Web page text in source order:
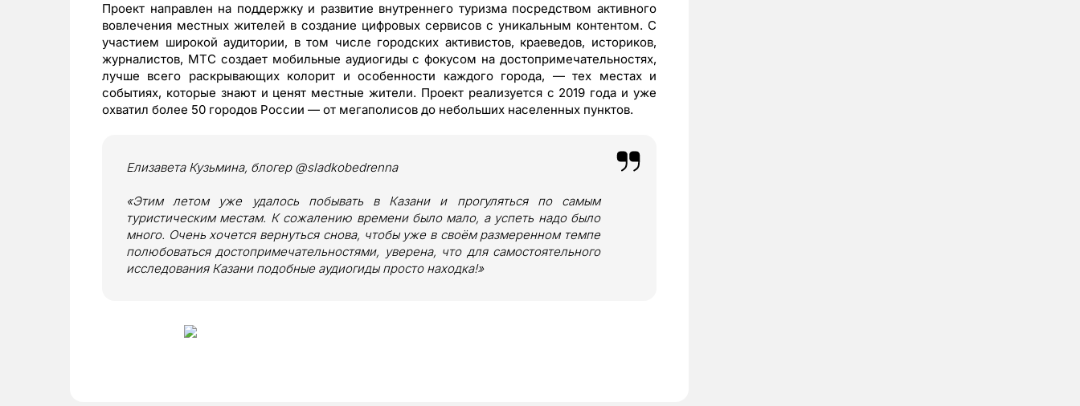
Проект направлен на поддержку и развитие внутреннего туризма посредством активного
вовлечения местных жителей в создание цифровых сервисов с уникальным контентом. С
участием широкой аудитории, в том числе городских активистов, краеведов, историков,
журналистов, МТС создает мобильные аудиогиды с фокусом на достопримечательностях,
лучше всего раскрывающих колорит и особенности каждого города, — тех местах и
событиях, которые знают и ценят местные жители. Проект реализуется с 2019 года и уже
охватил более 50 городов России — от мегаполисов до небольших населенных пунктов.
Елизавета Кузьмина, блогер @sladkobedrenna
«Этим летом уже удалось побывать в Казани и прогуляться по самым
туристическим местам. К сожалению времени было мало, а успеть надо было
много. Очень хочется вернуться снова, чтобы уже в своём размеренном темпе
полюбоваться достопримечательностями, уверена, что для самостоятельного
исследования Казани подобные аудиогиды просто находка!»